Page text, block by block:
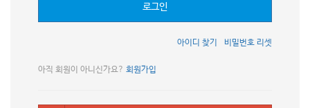
로그인
비밀번호 리셋
아이디 찾기
아직 회원이 아니신가요? 회원가입